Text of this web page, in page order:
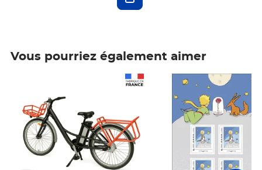
Vous pourriez également aimer
Prix 7,50€